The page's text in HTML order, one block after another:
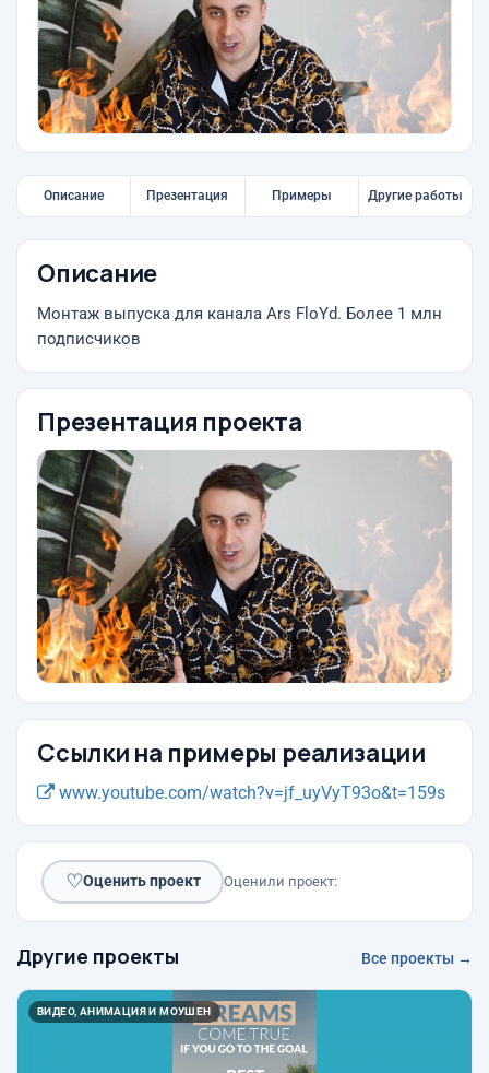
Описание Презентация Примеры Другие работы
Описание
Монтаж выпуска для канала Ars FloYd. Более 1 млн
подписчиков
Презентация проекта
Ссылки на примеры реализации
www.youtube.com/watch?v=jf_uyVyT93o&t=159s
♡Оценить проект Оценили проект:
Другие проекты Все проекты →
ВИДЕО, АНИМАЦИЯ И МОУШЕН